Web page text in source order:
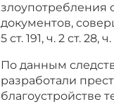
документов,
5 ст. 191, ч. 2 ст. 28,
По данным
разработали
благоустройстве